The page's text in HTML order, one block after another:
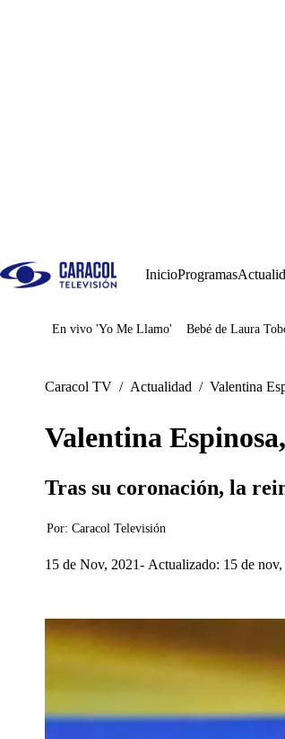
InicioProgramas
Juegos
En vivo 'Yo Me Llamo' Bebé de Laura
Caracol TV / Actualidad / Valentina
Valentina
Tras su coronación, la
Por: Caracol Televisión
15 de Nov, 2021 Actualizado: 15 de nov,